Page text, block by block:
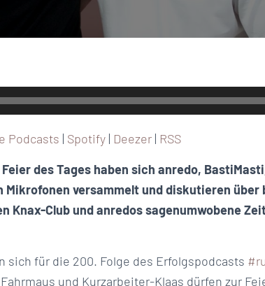
Podcasts | Spotify | Deezer | RSS
des Tages haben sich anredo,
Mikrofonen versammelt und diskutieren über
Knax-Club und anredos sagenumwobene
sich für die 200. Folge des Erfolgspodcasts
und Kurzarbeiter-Klaas dürfen zur